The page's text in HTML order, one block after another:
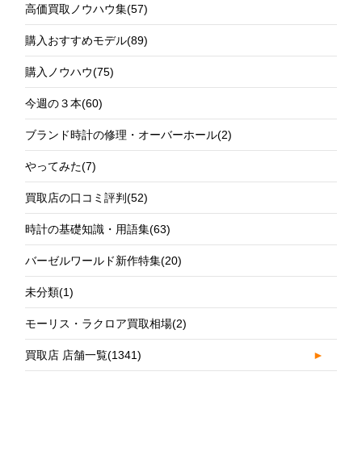
高価買取ノウハウ集(57)
購入おすすめモデル(89)
購入ノウハウ(75)
今週の３本(60)
ブランド時計の修理・オーバーホール(2)
やってみた(7)
買取店の口コミ評判(52)
時計の基礎知識・用語集(63)
バーゼルワールド新作特集(20)
未分類(1)
モーリス・ラクロア買取相場(2)
買取店 店舗一覧(1341) ►